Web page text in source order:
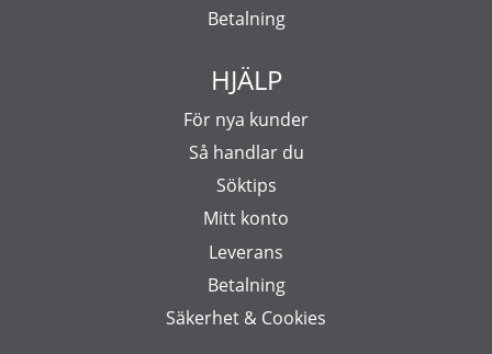
Betalning
HJÄLP
För nya kunder
Så handlar du
Söktips
Mitt konto
Leverans
Betalning
Säkerhet & Cookies